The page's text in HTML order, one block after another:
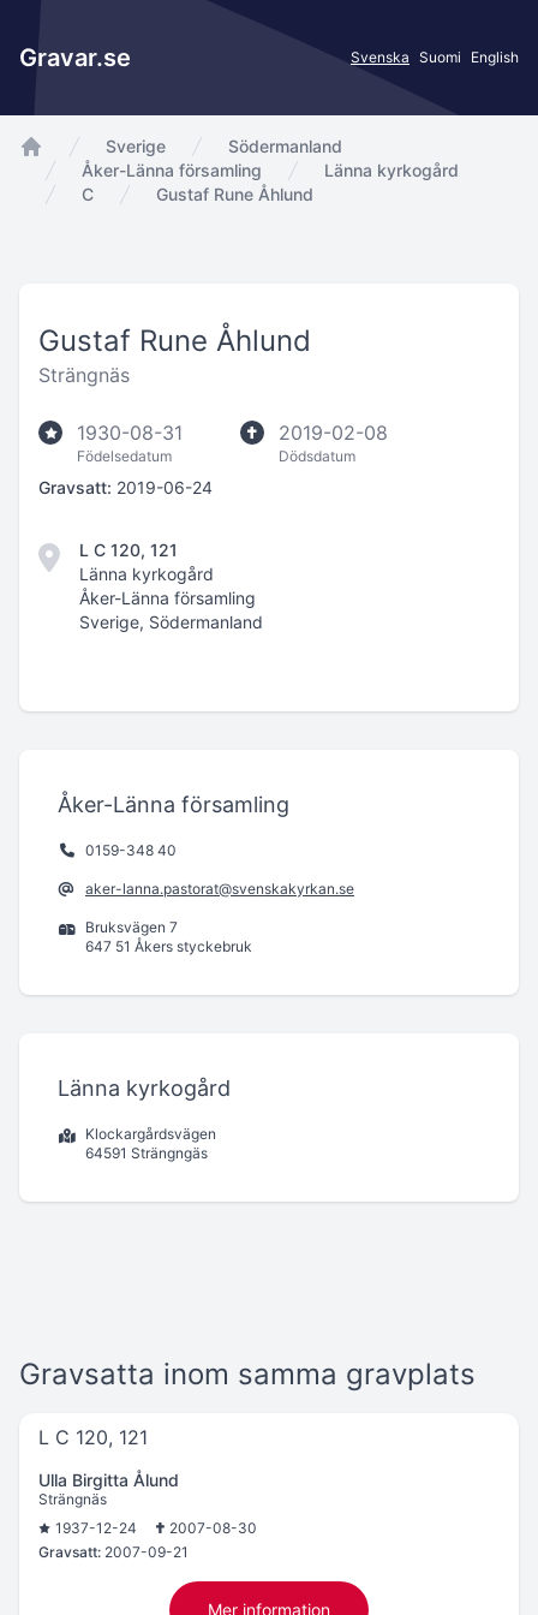
Gravar.se Svenska Suomi English
app.Start
Sverige
Södermanland
Åker-Länna församling
Länna kyrkogård
C
Gustaf Rune Åhlund
Gustaf Rune Åhlund
Strängnäs
1930-08-31
Födelsedatum
2019-02-08
Dödsdatum
Gravsatt: 2019-06-24
L C 120, 121
Länna kyrkogård
Åker-Länna församling
Sverige, Södermanland
Åker-Länna församling
0159-348 40
aker-lanna.pastorat@svenskakyrkan.se
Bruksvägen 7
647 51 Åkers styckebruk
Länna kyrkogård
Klockargårdsvägen
64591 Strängngäs
Gravsatta inom samma gravplats
L C 120, 121
Ulla Birgitta Ålund
Strängnäs
1937-12-24
2007-08-30
Gravsatt: 2007-09-21
Mer information